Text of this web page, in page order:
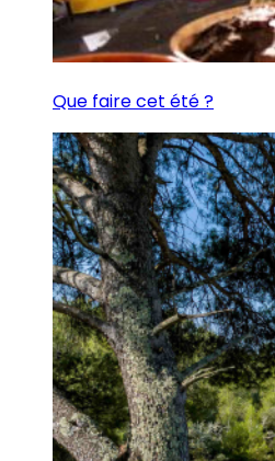
Que faire cet été ?